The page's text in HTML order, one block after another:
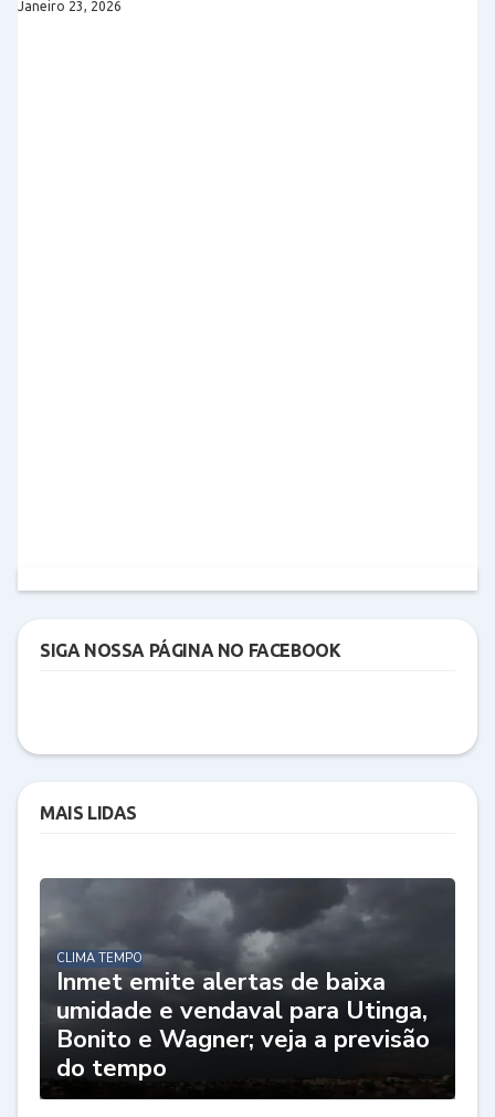
Janeiro 23, 2026
SIGA NOSSA PÁGINA NO FACEBOOK
MAIS LIDAS
CLIMA TEMPO
Inmet emite alertas de baixa
umidade e vendaval para Utinga,
Bonito e Wagner; veja a previsão
do tempo